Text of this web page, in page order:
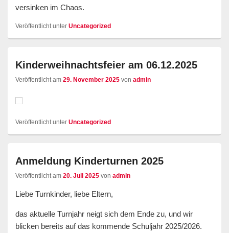
versinken im Chaos.
Veröffentlicht unter Uncategorized
Kinderweihnachtsfeier am 06.12.2025
Veröffentlicht am 29. November 2025 von admin
Veröffentlicht unter Uncategorized
Anmeldung Kinderturnen 2025
Veröffentlicht am 20. Juli 2025 von admin
Liebe Turnkinder, liebe Eltern,
das aktuelle Turnjahr neigt sich dem Ende zu, und wir
blicken bereits auf das kommende Schuljahr 2025/2026.